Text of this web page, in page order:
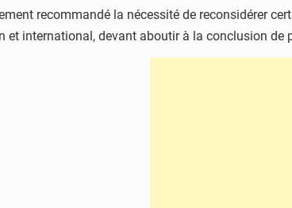
recommandé la nécessité de reconsidérer
et international, devant aboutir à la conclusion de